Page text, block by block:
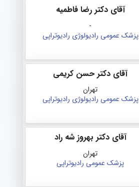
آقای دکتر رضا فاطمیه
-
پزشک عمومی رادیولوژی رادیوتراپی
آقای دکتر حسن کریمی
تهران
پزشک عمومی رادیولوژی رادیوتراپی
آقای دکتر بهروز شه راد
تهران
پزشک عمومی رادیوتراپی